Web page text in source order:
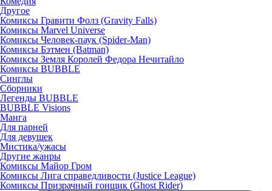
Другое
Комиксы Гравити Фолз (Gravity Falls)
Комиксы Marvel Universe
Комиксы Человек-паук (Spider-Man)
Комиксы Бэтмен (Batman)
Комиксы Земля Королей Федора Нечитайло
Комиксы BUBBLE
Синглы
Сборники
Легенды BUBBLE
BUBBLE Visions
Манга
Для парней
Для девушек
Мистика/ужасы
Другие жанры
Комиксы Майор Гром
Комиксы Лига справедливости (Justice League)
Комиксы Призрачный гонщик (Ghost Rider)